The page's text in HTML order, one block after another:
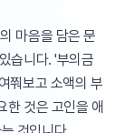
마음을 담은 문
습니다. '부의금
쭤보고 소액의 부
한 것은 고인을 애